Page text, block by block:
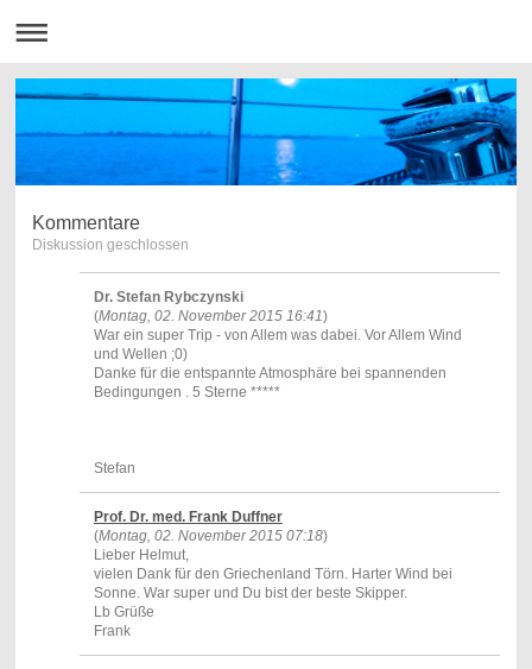
Kommentare
Diskussion geschlossen
Dr. Stefan Rybczynski
(Montag, 02. November 2015 16:41)
War ein super Trip - von Allem was dabei. Vor Allem Wind
und Wellen ;0)
Danke für die entspannte Atmosphäre bei spannenden
Bedingungen . 5 Sterne *****
Stefan
Prof. Dr. med. Frank Duffner
(Montag, 02. November 2015 07:18)
Lieber Helmut,
vielen Dank für den Griechenland Törn. Harter Wind bei
Sonne. War super und Du bist der beste Skipper.
Lb Grüße
Frank